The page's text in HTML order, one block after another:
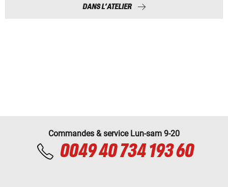
DANS L’ATELIER
Commandes & service Lun-sam 9-20
0049 40 734 193 60